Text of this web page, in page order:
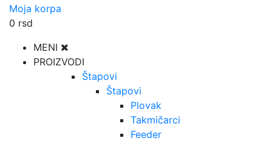
Moja korpa
0 rsd
MENI
PROIZVODI
Štapovi
Štapovi
Plovak
Takmičarci
Feeder